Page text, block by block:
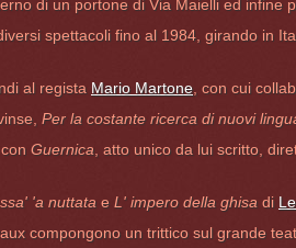
di un portone di Via Maielli ed infine
spettacoli fino al 1984, girando in
al regista Mario Martone , con cui
Per la costante ricerca di nuovi
Guernica, atto unico da lui scritto,
'a nuttata e L' impero della ghisa di
compongono un trittico sul grande